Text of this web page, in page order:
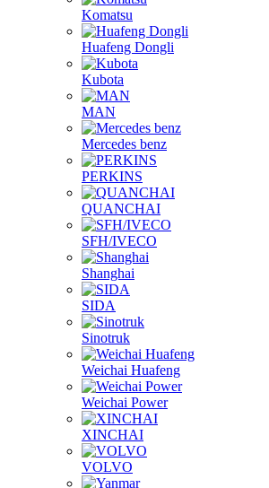
Komatsu
Huafeng Dongli
Kubota
MAN
Mercedes benz
PERKINS
QUANCHAI
SFH/IVECO
Shanghai
SIDA
Sinotruk
Weichai Huafeng
Weichai Power
XINCHAI
VOLVO